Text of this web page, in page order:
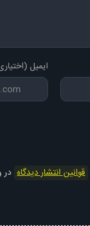
ایمیل
قوانین انتشار دیدگاه در